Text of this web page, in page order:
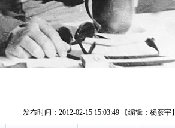
发布时间：2012-02-15 15:03:49 【编辑：杨彦宇】